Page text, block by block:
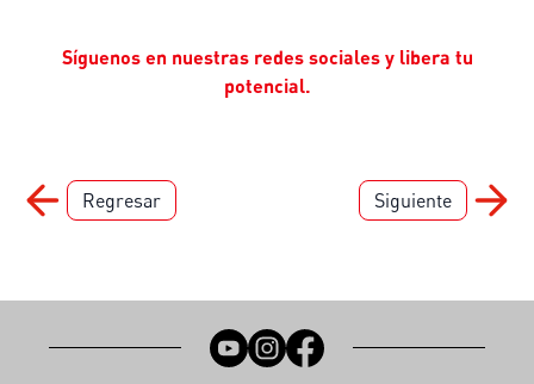
Síguenos en nuestras redes sociales y libera tu
potencial.
Regresar Siguiente